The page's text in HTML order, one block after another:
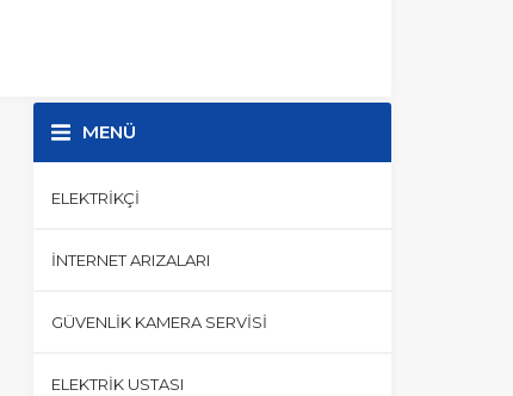
MENÜ
ELEKTRIKÇI
İNTERNET ARIZALARI
GÜVENLIK KAMERA SERVISI
ELEKTRIK USTASI